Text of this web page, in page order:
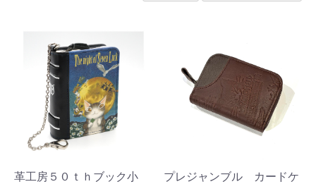
革工房５０ｔｈブック小
プレジャンブル カードケ